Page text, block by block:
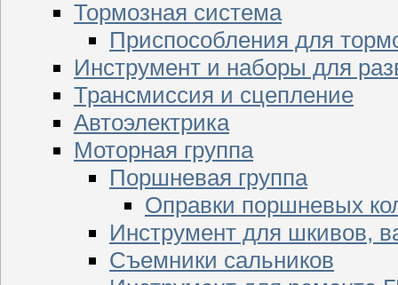
Тормозная система
Приспособления для
Инструмент и наборы для
Трансмиссия и сцепление
Автоэлектрика
Моторная группа
Поршневая группа
Оправки поршневых
Инструмент для шкивов,
Съемники сальников